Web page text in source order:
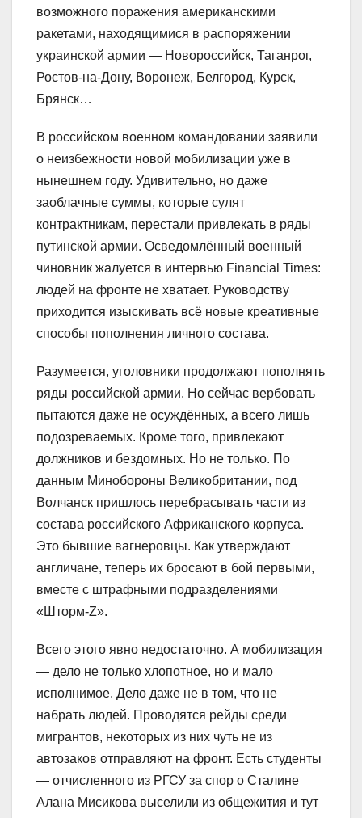
возможного поражения американскими
ракетами, находящимися в распоряжении
украинской армии — Новороссийск, Таганрог,
Ростов-на-Дону, Воронеж, Белгород, Курск,
Брянск…
В российском военном командовании заявили
о неизбежности новой мобилизации уже в
нынешнем году. Удивительно, но даже
заоблачные суммы, которые сулят
контрактникам, перестали привлекать в ряды
путинской армии. Осведомлённый военный
чиновник жалуется в интервью Financial Times:
людей на фронте не хватает. Руководству
приходится изыскивать всё новые креативные
способы пополнения личного состава.
Разумеется, уголовники продолжают пополнять
ряды российской армии. Но сейчас вербовать
пытаются даже не осуждённых, а всего лишь
подозреваемых. Кроме того, привлекают
должников и бездомных. Но не только. По
данным Минобороны Великобритании, под
Волчанск пришлось перебрасывать части из
состава российского Африканского корпуса.
Это бывшие вагнеровцы. Как утверждают
англичане, теперь их бросают в бой первыми,
вместе с штрафными подразделениями
«Шторм-Z».
Всего этого явно недостаточно. А мобилизация
— дело не только хлопотное, но и мало
исполнимое. Дело даже не в том, что не
набрать людей. Проводятся рейды среди
мигрантов, некоторых из них чуть не из
автозаков отправляют на фронт. Есть студенты
— отчисленного из РГСУ за спор о Сталине
Алана Мисикова выселили из общежития и тут